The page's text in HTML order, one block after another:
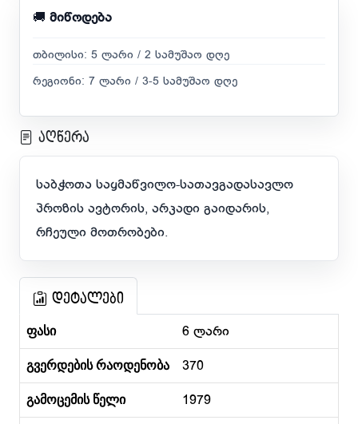
🚚 მიწოდება
თბილისი: 5 ლარი / 2 სამუშაო დღე
რეგიონი: 7 ლარი / 3-5 სამუშაო დღე
აღწერა
საბჭოთა საყმაწვილო-სათავგადასავლო
პროზის ავტორის, არკადი გაიდარის,
რჩეული მოთრობები.
დეტალები
ფასი 6 ლარი
გვერდების რაოდენობა 370
გამოცემის წელი 1979